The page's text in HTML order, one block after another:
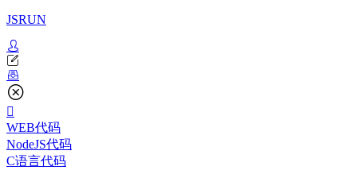
JSRUN
WEB代码
NodeJS代码
C语言代码